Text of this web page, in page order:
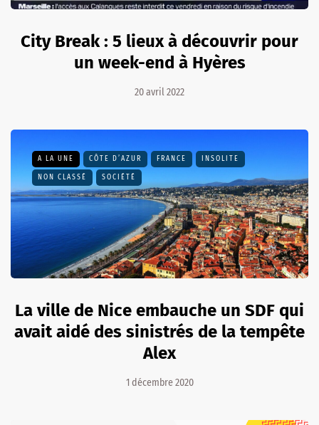
City Break : 5 lieux à découvrir pour
un week-end à Hyères
20 avril 2022
A LA UNE CÔTE D’AZUR FRANCE INSOLITE
NON CLASSÉ SOCIÉTÉ
La ville de Nice embauche un SDF qui
avait aidé des sinistrés de la tempête
Alex
1 décembre 2020